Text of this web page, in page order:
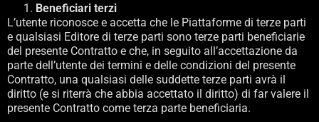
Beneficiari terzi
L’utente riconosce e accetta che le Piattaforme di terze parti
e qualsiasi Editore di terze parti sono terze parti beneficiarie
del presente Contratto e che, in seguito all’accettazione da
parte dell’utente dei termini e delle condizioni del presente
Contratto, una qualsiasi delle suddette terze parti avrà il
diritto (e si riterrà che abbia accettato il diritto) di far valere il
presente Contratto come terza parte beneficiaria.